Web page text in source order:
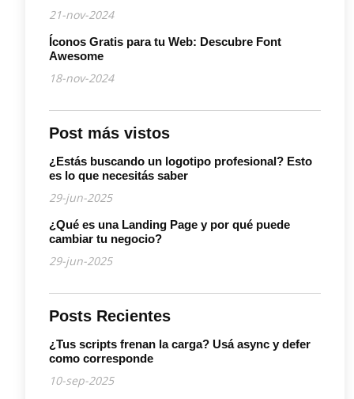
21-nov-2024
Íconos Gratis para tu Web: Descubre Font
Awesome
18-nov-2024
Post más vistos
¿Estás buscando un logotipo profesional? Esto
es lo que necesitás saber
29-jun-2025
¿Qué es una Landing Page y por qué puede
cambiar tu negocio?
29-jun-2025
Posts Recientes
¿Tus scripts frenan la carga? Usá async y defer
como corresponde
10-sep-2025